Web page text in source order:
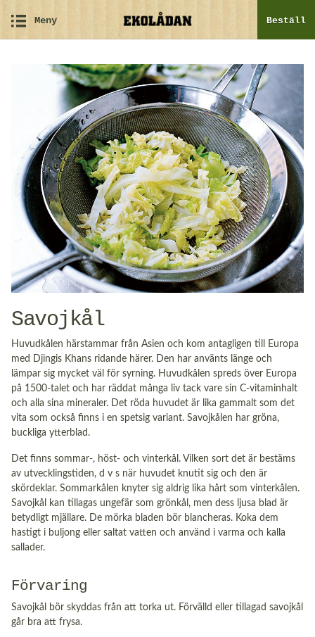
Meny Beställ
Savojkål
Huvudkålen härstammar från Asien och kom antagligen till Europa
med Djingis Khans ridande härer. Den har använts länge och
lämpar sig mycket väl för syrning. Huvudkålen spreds över Europa
på 1500-talet och har räddat många liv tack vare sin C-vitaminhalt
och alla sina mineraler. Det röda huvudet är lika gammalt som det
vita som också finns i en spetsig variant. Savojkålen har gröna,
buckliga ytterblad.
Det finns sommar-, höst- och vinterkål. Vilken sort det är bestäms
av utvecklingstiden, d v s när huvudet knutit sig och den är
skördeklar. Sommarkålen knyter sig aldrig lika hårt som vinterkålen.
Savojkål kan tillagas ungefär som grönkål, men dess ljusa blad är
betydligt mjällare. De mörka bladen bör blancheras. Koka dem
hastigt i buljong eller saltat vatten och använd i varma och kalla
sallader.
Förvaring
Savojkål bör skyddas från att torka ut. Förvälld eller tillagad savojkål
går bra att frysa.